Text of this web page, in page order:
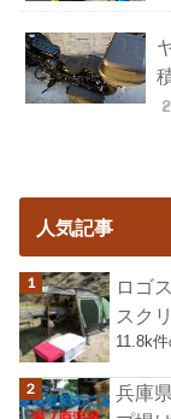
人気記事
ロゴ
スク
11.8k
兵庫